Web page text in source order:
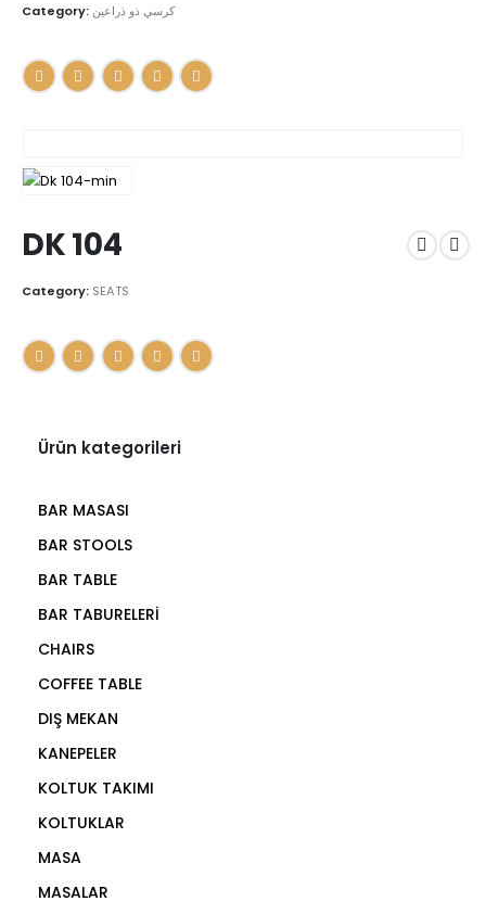
Category: كرسي ذو ذراعين
DK 104
Category: SEATS
Ürün kategorileri
BAR MASASI
BAR STOOLS
BAR TABLE
BAR TABURELERİ
CHAIRS
COFFEE TABLE
DIŞ MEKAN
KANEPELER
KOLTUK TAKIMI
KOLTUKLAR
MASA
MASALAR